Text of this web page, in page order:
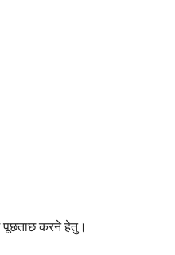
पूछताछ करने हेतु।